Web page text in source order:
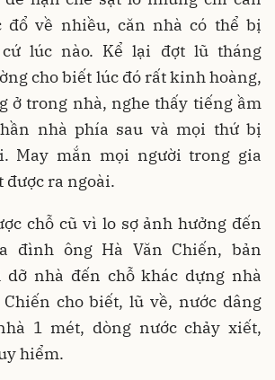
đổ về nhiều, căn nhà có thể bị
lúc nào. Kể lại đợt lũ tháng
cho biết lúc đó rất kinh hoàng,
ở trong nhà, nghe thấy tiếng ầm
nhà phía sau và mọi thứ bị
May mắn mọi người trong gia
được ra ngoài.
chỗ cũ vì lo sợ ảnh hưởng đến
đình ông Hà Văn Chiến, bản
dỡ nhà đến chỗ khác dựng nhà
cho biết, lũ về, nước dâng
1 mét, dòng nước chảy xiết,
hiểm.